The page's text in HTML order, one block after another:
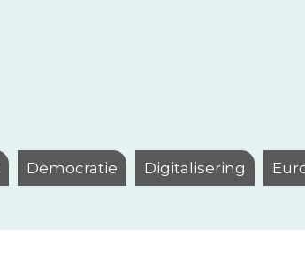
Democratie Digitalisering